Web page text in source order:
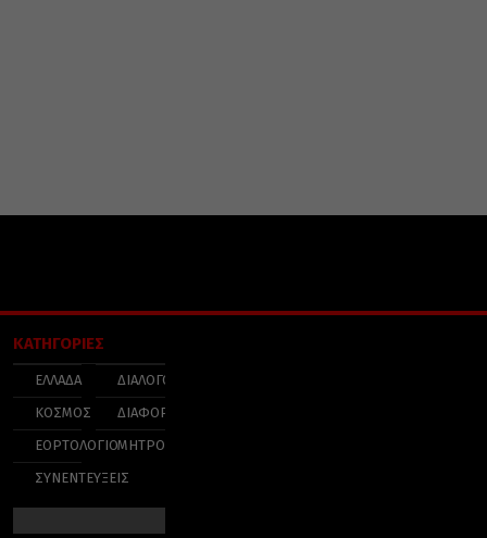
ΚΑΤΗΓΟΡΙΕΣ
ΕΛΛΑΔΑ
ΚΟΣΜΟΣ
ΕΟΡΤΟΛΟΓΙΟ
ΣΥΝΕΝΤΕΥΞΕΙΣ
ΔΙΑΛΟΓΟΣ
ΔΙΑΦΟΡΑ
ΜΗΤΡΟΠΟΛΕΙΣ